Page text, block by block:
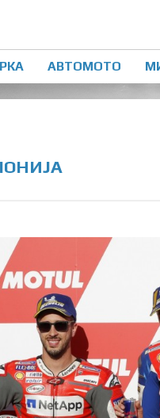
АВТОМОТО